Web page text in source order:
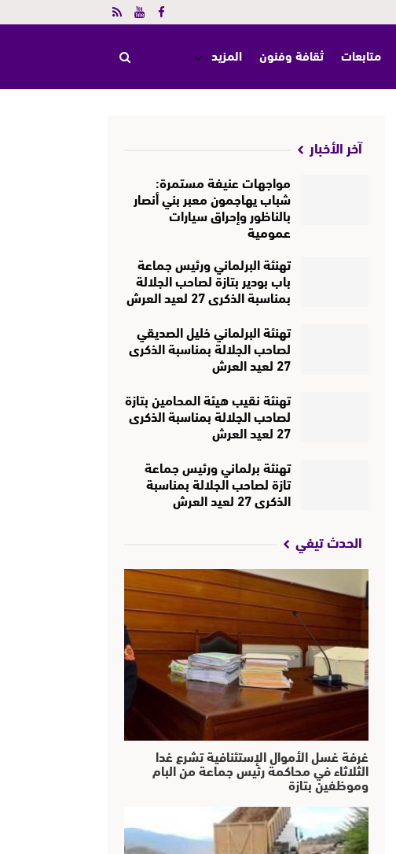
متابعات ثقافة وفنون المزيد
آخر الأخبار
مواجهات عنيفة مستمرة:
شباب يهاجمون معبر بني أنصار
بالناظور وإحراق سيارات
عمومية
تهنئة البرلماني ورئيس جماعة
باب بودير بتازة لصاحب الجلالة
بمناسبة الذكرى 27 لعيد العرش
تهنئة البرلماني خليل الصديقي
لصاحب الجلالة بمناسبة الذكرى
27 لعيد العرش
تهنئة نقيب هيئة المحامين بتازة
لصاحب الجلالة بمناسبة الذكرى
27 لعيد العرش
تهنئة برلماني ورئيس جماعة
تازة لصاحب الجلالة بمناسبة
الذكرى 27 لعيد العرش
الحدث تيفي
غرفة غسل الأموال الإستئنافية تشرع غدا
الثلاثاء في محاكمة رئيس جماعة من البام
وموظفين بتازة